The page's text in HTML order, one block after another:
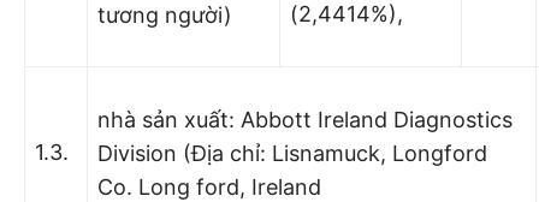
tương người)
(2,4414%),
1.3.
nhà sản xuất: Abbott Ireland Diagnostics
Division (Địa chỉ: Lisnamuck, Longford
Co. Long ford, Ireland